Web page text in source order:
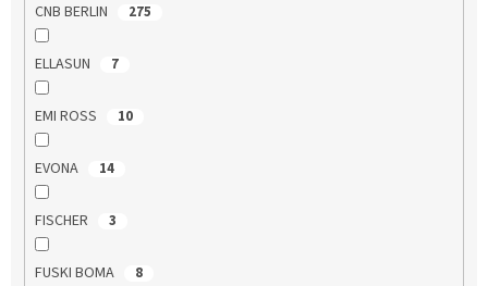
CNB BERLIN 275
ELLASUN 7
EMI ROSS 10
EVONA 14
FISCHER 3
FUSKI BOMA 8